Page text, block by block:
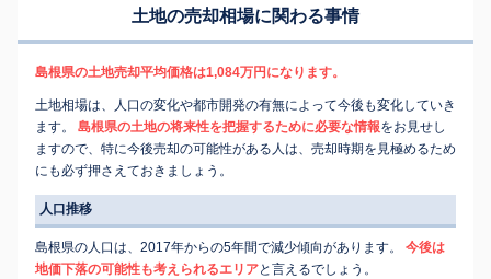
土地の売却相場に関わる事情
島根県の土地売却平均価格は1,084万円になります。
土地相場は、人口の変化や都市開発の有無によって今後も変化していき
ます。
島根県の土地の将来性を把握するために必要な情報をお見せし
ますので、特に今後売却の可能性がある人は、売却時期を見極めるため
にも必ず押さえておきましょう。
人口推移
島根県の人口は、2017年からの5年間で減少傾向があります。
今後は
地価下落の可能性も考えられるエリアと言えるでしょう。